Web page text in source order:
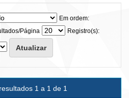
Em ordem:
Página
Registro(s):
1 a 1 de 1